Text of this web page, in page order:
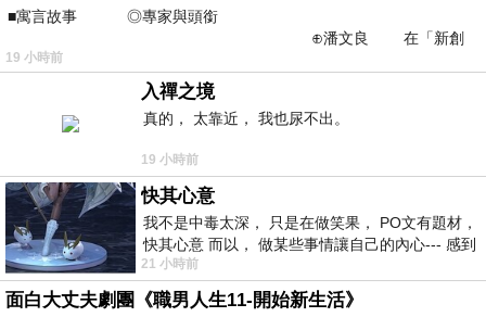
■寓言故事 ◎專家與頭銜
⊕潘文良 在「新創
之谷」裡——
19 小時前
入禪之境
真的， 太靠近， 我也尿不出。
19 小時前
快其心意
我不是中毒太深， 只是在做笑果， PO文有題材，
快其心意 而以， 做某些事情讓自己的內心--- 感到
愉快。
21 小時前
面白大丈夫劇團《職男人生11-開始新生活》